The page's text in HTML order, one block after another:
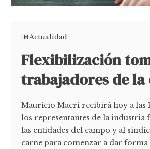
Actualidad
Flexibilización
trabajadores de la
Mauricio Macri recibirá hoy a las
los representantes de la industria
las entidades del campo y al
carne para comenzar a dar forma